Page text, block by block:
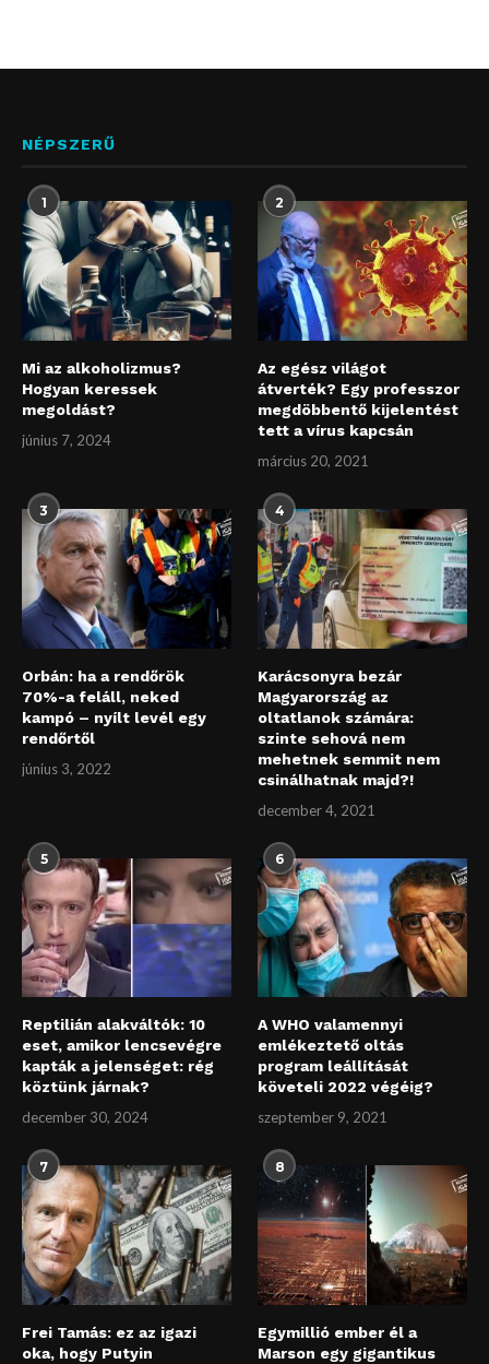
NÉPSZERŰ
1
Mi az alkoholizmus?
Hogyan keressek
megoldást?
június 7, 2024
2
Az egész világot
átverték? Egy professzor
megdöbbentő kijelentést
tett a vírus kapcsán
március 20, 2021
3
Orbán: ha a rendőrök
70%-a feláll, neked
kampó – nyílt levél egy
rendőrtől
június 3, 2022
4
Karácsonyra bezár
Magyarország az
oltatlanok számára:
szinte sehová nem
mehetnek semmit nem
csinálhatnak majd?!
december 4, 2021
5
Reptilián alakváltók: 10
eset, amikor lencsevégre
kapták a jelenséget: rég
köztünk járnak?
december 30, 2024
6
A WHO valamennyi
emlékeztető oltás
program leállítását
követeli 2022 végéig?
szeptember 9, 2021
7
Frei Tamás: ez az igazi
oka, hogy Putyin
8
Egymillió ember él a
Marson egy gigantikus